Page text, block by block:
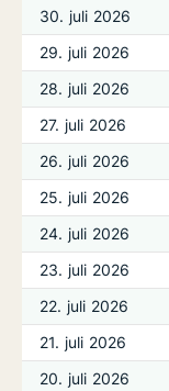
30. juli 2026
29. juli 2026
28. juli 2026
27. juli 2026
26. juli 2026
25. juli 2026
24. juli 2026
23. juli 2026
22. juli 2026
21. juli 2026
20. juli 2026